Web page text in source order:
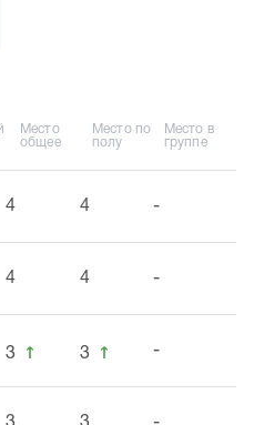
Место
общее
Место по
полу
Место в
группе
4 4 -
4 4 -
3 ↑ 3 ↑ -